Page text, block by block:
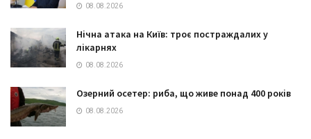
08.08.2026
Нічна атака на Київ: троє постраждалих у
лікарнях
08.08.2026
Озерний осетер: риба, що живе понад 400 років
08.08.2026